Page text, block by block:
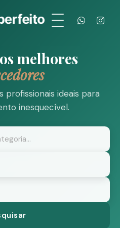
melhores
profissionais ideais para
inesquecível.